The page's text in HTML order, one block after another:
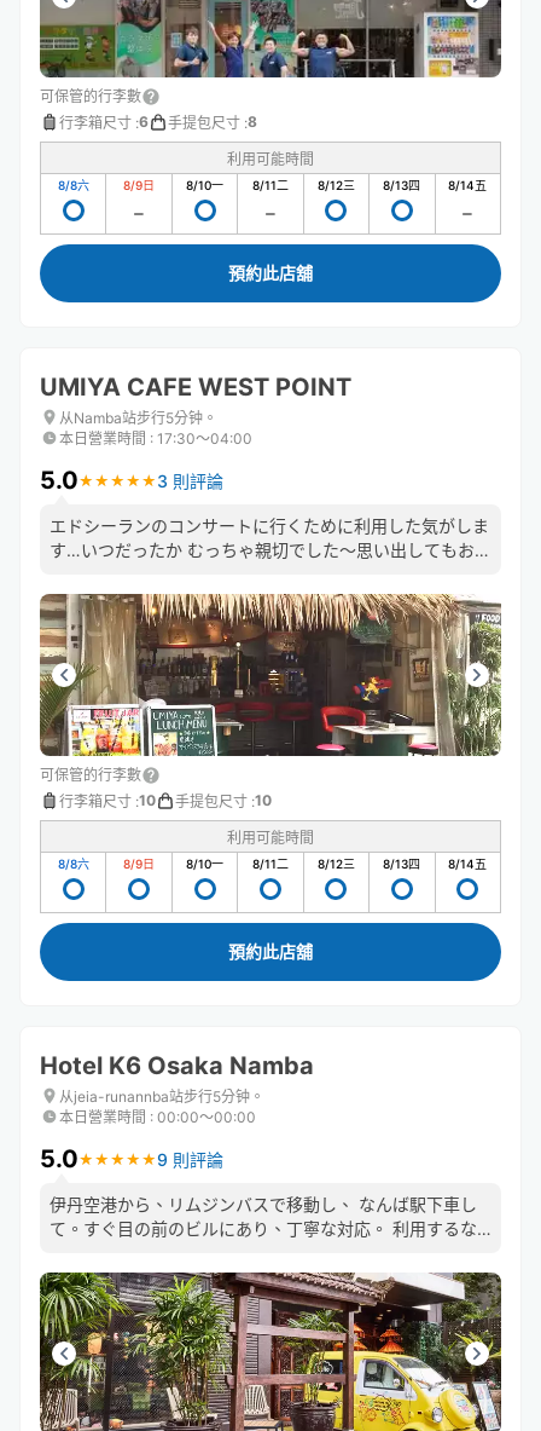
可保管的行李數
行李箱尺寸 :6 手提包尺寸 :8
利用可能時間
8/8六 8/9日 8/10一 8/11二 8/12三 8/13四 8/14五
預約此店舖
UMIYA CAFE WEST POINT
从Namba站步行5分钟。
本日營業時間 : 17:30〜04:00
5.0★ ★ ★ ★ ★
★ ★ ★ ★ ★ 3 則評論
エドシーランのコンサートに行くために利用した気がしま
す…いつだったか むっちゃ親切でした〜思い出してもお店
可保管的行李數
行李箱尺寸 :10 手提包尺寸 :10
利用可能時間
8/8六 8/9日 8/10一 8/11二 8/12三 8/13四 8/14五
預約此店舖
Hotel K6 Osaka Namba
从jeia-runannba站步行5分钟。
本日營業時間 : 00:00〜00:00
5.0★ ★ ★ ★ ★
★ ★ ★ ★ ★9 則評論
伊丹空港から、リムジンバスで移動し、 なんば駅下車し
て。すぐ目の前のビルにあり、丁寧な対応。 利用するな